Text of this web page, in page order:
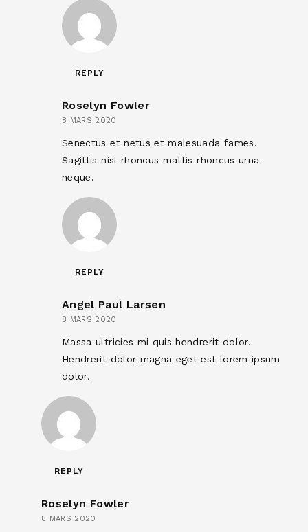
REPLY
Roselyn Fowler
8 MARS 2020
Senectus et netus et malesuada fames.
Sagittis nisl rhoncus mattis rhoncus urna
neque.
REPLY
Angel Paul Larsen
8 MARS 2020
Massa ultricies mi quis hendrerit dolor.
Hendrerit dolor magna eget est lorem ipsum
dolor.
REPLY
Roselyn Fowler
8 MARS 2020